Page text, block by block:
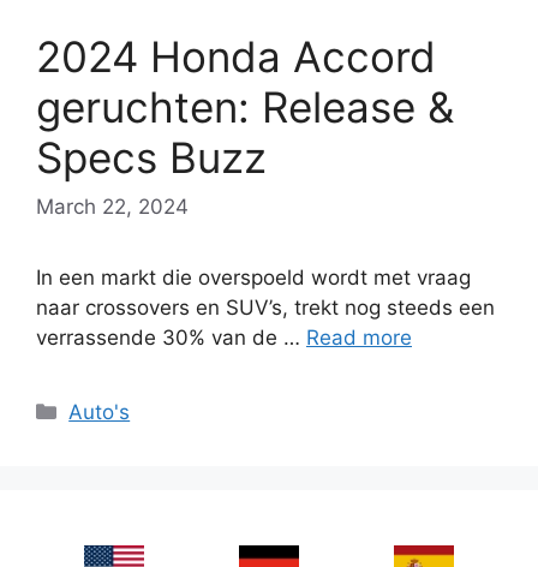
2024 Honda Accord
geruchten: Release &
Specs Buzz
March 22, 2024
In een markt die overspoeld wordt met vraag
naar crossovers en SUV’s, trekt nog steeds een
verrassende 30% van de … Read more
Categories
Auto's